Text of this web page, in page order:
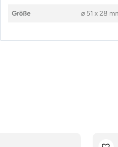
Größe ⌀ 51 x 28